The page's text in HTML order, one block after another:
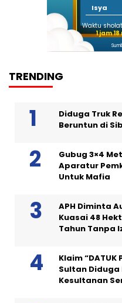
Isya
Waktu
1 jam
TRENDING
Diduga Truk
Beruntun di
Gubug 3×4
Aparatur
Untuk Mafia
APH Diminta
Kuasai 48
Tahun Tanpa
Klaim “DATUK
Sultan Diduga
Kesultanan